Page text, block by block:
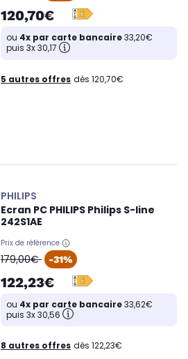
120,70€
ou 4x par carte bancaire33,20€
puis 3x 30,17
5 autres offres dès 120,70€
PHILIPS
Ecran PC PHILIPS Philips S-line
242S1AE
Prix de référence
oldPrice
179,00€ -31%
122,23€
ou 4x par carte bancaire33,62€
puis 3x 30,56
8 autres offres dès 122,23€